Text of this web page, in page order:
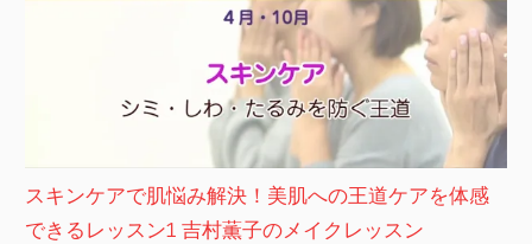
スキンケアで肌悩み解決！美肌への王道ケアを体感
できるレッスン1 吉村薫子のメイクレッスン